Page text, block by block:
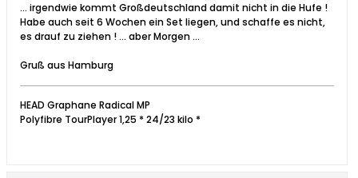
... irgendwie kommt Großdeutschland damit nicht in die Hufe !
Habe auch seit 6 Wochen ein Set liegen, und schaffe es nicht,
es drauf zu ziehen ! ... aber Morgen ...
Gruß aus Hamburg
HEAD Graphane Radical MP
Polyfibre TourPlayer 1,25 * 24/23 kilo *